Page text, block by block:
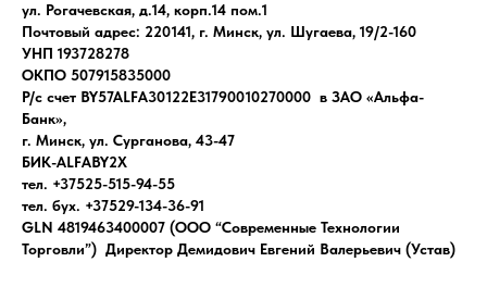
ул. Рогачевская, д.14, корп.14 пом.1
Почтовый адрес: 220141, г. Минск, ул. Шугаева, 19/2-160
УНП 193728278
ОКПО 507915835000
Р/с счет BY57ALFA30122E31790010270000 в ЗАО «Альфа-
Банк»,
г. Минск, ул. Сурганова, 43-47
БИК-ALFABY2X
тел. +37525-515-94-55
тел. бух. +37529-134-36-91
GLN 4819463400007 (ООО “Современные Технологии
Торговли”) Директор Демидович Евгений Валерьевич (Устав)